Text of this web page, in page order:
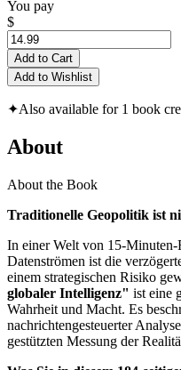
You pay
$
Add to Cart
Add to Wishlist
✦Also available for 1 book
About
About the Book
Traditionelle Geopolitik ist
In einer Welt von 15-
Datenströmen ist die
einem strategischen Risiko
globaler Intelligenz" ist eine
Wahrheit und Macht. Es
nachrichtengesteuerter
gestützten Messung der